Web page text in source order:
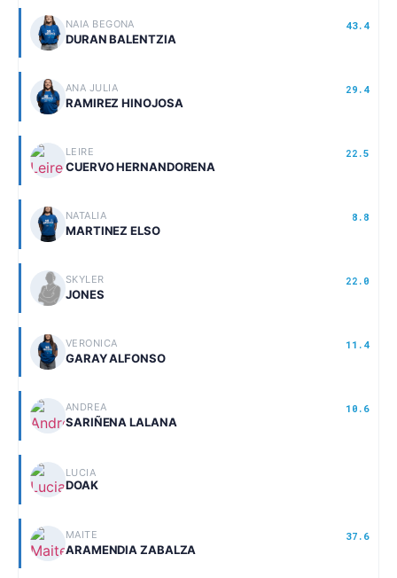
NAIA BEGONA 43.4
DURAN BALENTZIA
ANA JULIA 29.4
RAMIREZ HINOJOSA
LEIRE 22.5
CUERVO HERNANDORENA
NATALIA 8.8
MARTINEZ ELSO
SKYLER 22.0
JONES
VERONICA 11.4
GARAY ALFONSO
ANDREA 10.6
SARIÑENA LALANA
LUCIA
DOAK
MAITE 37.6
ARAMENDIA ZABALZA